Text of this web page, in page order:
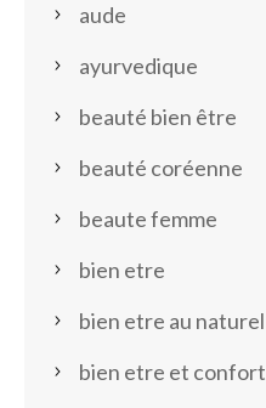
aude
ayurvedique
beauté bien être
beauté coréenne
beaute femme
bien etre
bien etre au naturel
bien etre et confort